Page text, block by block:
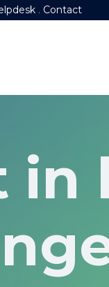
​ . Contact
in